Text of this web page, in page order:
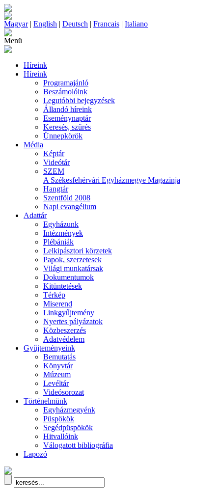
Magyar| English | Deutsch | Francais | Italiano
Menü
Híreink
Híreink
Programajánló
Beszámolóink
Legutóbbi bejegyzések
Állandó híreink
Eseménynaptár
Keresés, szűrés
Ünnepkörök
Média
Képtár
Videótár
SZEM
A Székesfehérvári Egyházmegye Magazinja
Hangtár
Szentföld 2008
Napi evangélium
Adattár
Egyházunk
Intézmények
Plébániák
Lelkipásztori körzetek
Papok, szerzetesek
Világi munkatársak
Dokumentumok
Kitüntetések
Térkép
Miserend
Linkgyűjtemény
Nyertes pályázatok
Közbeszerzés
Adatvédelem
Gyűjteményeink
Bemutatás
Könyvtár
Múzeum
Levéltár
Videósorozat
Történelmünk
Egyházmegyénk
Püspökök
Segédpüspökök
Hitvallóink
Válogatott bibliográfia
Lapozó